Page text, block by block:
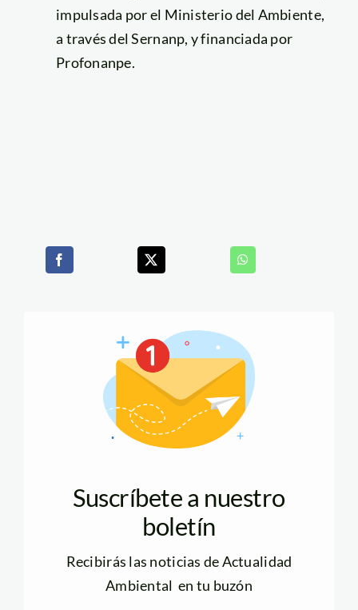
impulsada por el Ministerio del Ambiente,
a través del Sernanp, y financiada por
Profonanpe.
Suscríbete a nuestro
boletín
Recibirás las noticias de Actualidad
Ambiental en tu buzón